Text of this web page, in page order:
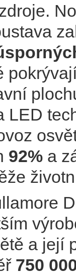
LED
92% a
a její
750